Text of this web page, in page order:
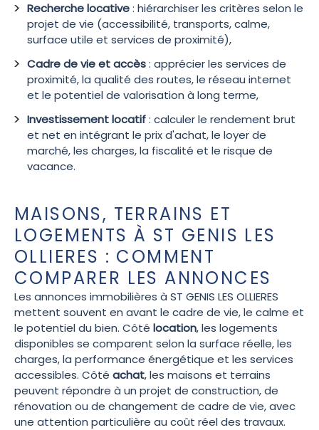
Recherche locative: hiérarchiser les critères selon le
projet de vie (accessibilité, transports, calme,
surface utile et services de proximité),
Cadre de vie et accès: apprécier les services de
proximité, la qualité des routes, le réseau internet
et le potentiel de valorisation à long terme,
Investissement locatif: calculer le rendement brut
et net en intégrant le prix d'achat, le loyer de
marché, les charges, la fiscalité et le risque de
vacance.
MAISONS, TERRAINS ET
LOGEMENTS À ST GENIS LES
OLLIERES : COMMENT
COMPARER LES ANNONCES
Les annonces immobilières à ST GENIS LES OLLIERES
mettent souvent en avant le cadre de vie, le calme et
le potentiel du bien. Côté location, les logements
disponibles se comparent selon la surface réelle, les
charges, la performance énergétique et les services
accessibles. Côté achat, les maisons et terrains
peuvent répondre à un projet de construction, de
rénovation ou de changement de cadre de vie, avec
une attention particulière au coût réel des travaux.